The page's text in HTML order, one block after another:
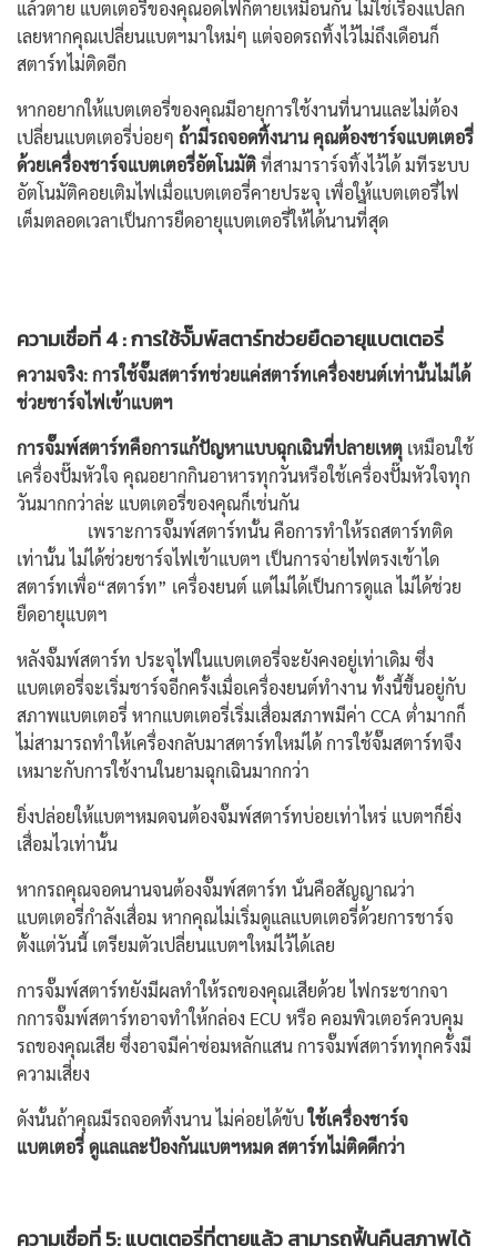
แล้วตาย แบตเตอรี่ของคุณอดไฟก็ตายเหมือนกัน ไม่ใช่เรื่องแปลก
เลยหากคุณเปลี่ยนแบตฯมาใหม่ๆ แต่จอดรถทิ้งไว้ไม่ถึงเดือนก็
สตาร์ทไม่ติดอีก
หากอยากให้แบตเตอรี่ของคุณมีอายุการใช้งานที่นานและไม่ต้อง
เปลี่ยนแบตเตอรี่บ่อยๆ ถ้ามีรถจอดทิ้งนาน คุณต้องชาร์จแบตเตอรี่
ด้วยเครื่องชาร์จแบตเตอรี่อัตโนมัติที่สามาราร์จทิ้งไว้ได้ มทีระบบ
อัตโนมัติคอยเติมไฟเมื่อแบตเตอรี่คายประจุ เพื่อให้แบตเตอรี่ไฟ
เต็มตลอดเวลาเป็นการยืดอายุแบตเตอรี่ให้ได้นานที่ีสุด
ความเชื่อที่ 4 : การใช้จั๊มพ์สตาร์ทช่วยยืดอายุแบตเตอรี่
ความจริง:การใช้จั๊มสตาร์ทช่วยแค่สตาร์ทเครื่องยนต์เท่านั้นไม่ได้
ช่วยชาร์จไฟเข้าแบตฯ
การจั๊มพ์สตาร์ทคือการแก้ปัญหาแบบฉุกเฉินที่ปลายเหตุ เหมือนใช้
เครื่องปั๊มหัวใจ คุณอยากกินอาหารทุกวันหรือใช้เครื่องปั๊มหัวใจทุก
วันมากกว่าล่ะ แบตเตอรี่ของคุณก็เช่นกัน
เพราะการจั๊มพ์สตาร์ทนั้น คือการทำให้รถสตาร์ทติด
เท่านั้น ไม่ได้ช่วยชาร์จไฟเข้าแบตฯ เป็นการจ่ายไฟตรงเข้าได
สตาร์ทเพื่อ“สตาร์ท” เครื่องยนต์ แต่ไม่ได้เป็นการดูแล ไม่ได้ช่วย
ยืดอายุแบตฯ
หลังจั๊มพ์สตาร์ท ประจุไฟในแบตเตอรี่จะยังคงอยู่เท่าเดิม ซึ่ง
แบตเตอรี่จะเริ่มชาร์จอีกครั้งเมื่อเครื่องยนต์ทำงาน ทั้งนี้ขึ้นอยู่กับ
สภาพแบตเตอรี่ หากแบตเตอรี่เริ่มเสื่อมสภาพมีค่า CCA ต่ำมากก็
ไม่สามารถทำให้เครื่องกลับมาสตาร์ทใหม่ได้ การใช้จั๊มสตาร์ทจึง
เหมาะกับการใช้งานในยามฉุกเฉินมากกว่า
ยิ่งปล่อยให้แบตฯหมดจนต้องจั๊มพ์สตาร์ทบ่อยเท่าไหร่ แบตฯก็ยิ่ง
เสื่อมไวเท่านั้น
หากรถคุณจอดนานจนต้องจั๊มพ์สตาร์ท นั่นคือสัญญาณว่า
แบตเตอรี่กำลังเสื่อม หากคุณไม่เริ่มดูแลแบตเตอรี่ด้วยการชาร์จ
ตั้งแต่วันนี้ เตรียมตัวเปลี่ยนแบตฯใหม่ไว้ได้เลย
การจั๊มพ์สตาร์ทยังมีผลทำให้รถของคุณเสียด้วย ไฟกระชากจา
กการจั๊มพ์สตาร์ทอาจทำให้กล่อง ECU หรือ คอมพิวเตอร์ควบคุม
รถของคุณเสีย ซึ่งอาจมีค่าซ่อมหลักแสน การจั๊มพ์สตาร์ททุกครั้งมี
ความเสี่ยง
ดังนั้นถ้าคุณมีรถจอดทิ้งนาน ไม่ค่อยได้ขับใช้เครื่องชาร์จ
แบตเตอรี่ดูแลและป้องกันแบตฯหมด สตาร์ทไม่ติดดีกว่า
ความเชื่อที่ 5: แบตเตอรี่ที่ตายแล้ว สามารถฟื้นคืนสภาพได้